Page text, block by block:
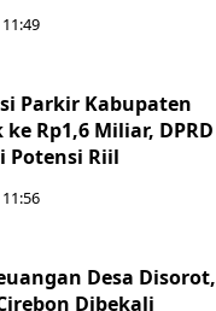
Parkir Kabupaten
Rp1,6 Miliar, DPRD
Potensi Riil
Desa Disorot,
Dibekali